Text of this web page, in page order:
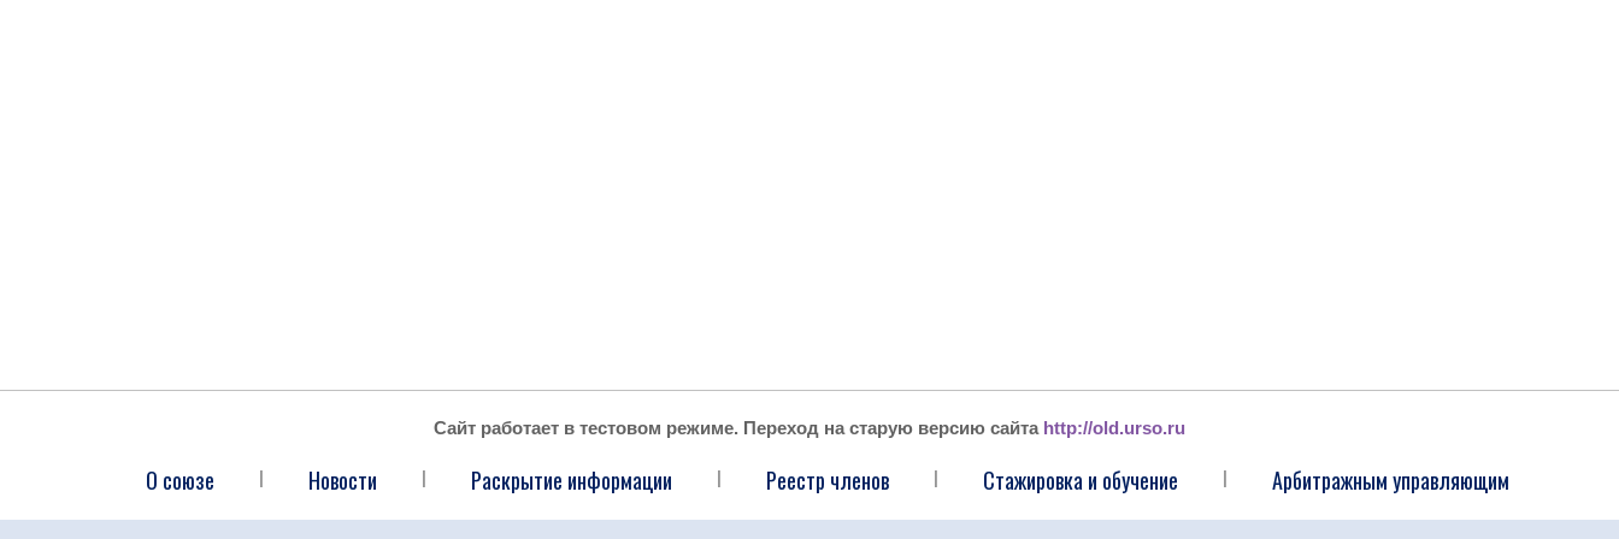
Сайт работает в тестовом режиме. Переход на старую версию сайта http://old.urso.ru
О союзе | Новости | Раскрытие информации | Реестр членов | Стажировка и обучение | Арбитражным управляющим